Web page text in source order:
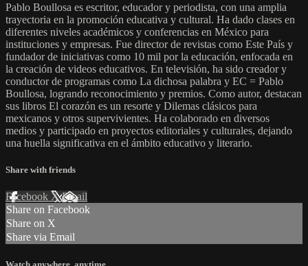
Pablo Boullosa es escritor, educador y periodista, con una amplia
trayectoria en la promoción educativa y cultural. Ha dado clases en
diferentes niveles académicos y conferencias en México para
instituciones y empresas. Fue director de revistas como Este País y
fundador de iniciativas como 10 mil por la educación, enfocada en
la creación de videos educativos. En televisión, ha sido creador y
conductor de programas como La dichosa palabra y EC = Pablo
Boullosa, logrando reconocimiento y premios. Como autor, destacan
sus libros El corazón es un resorte y Dilemas clásicos para
mexicanos y otros supervivientes. Ha colaborado en diversos
medios y participado en proyectos editoriales y culturales, dejando
una huella significativa en el ámbito educativo y literario.
Share with friends
Facebook XEmail
Share on Facebook
Share on X
Share via Email